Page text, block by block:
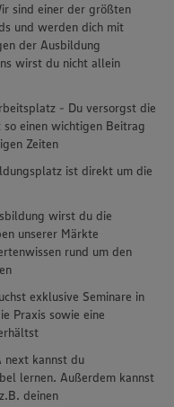
sind einer der größten
und werden dich mit
der Ausbildung
wirst du nicht allein
- Du versorgst die
einen wichtigen Beitrag
Zeiten
ist direkt um die
wirst du die
unserer Märkte
rund um den
exklusive Seminare in
Praxis sowie eine
next kannst du
lernen. Außerdem kannst
deinen